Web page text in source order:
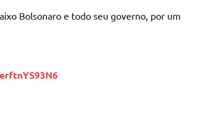
Bolsonaro e todo seu governo, por um